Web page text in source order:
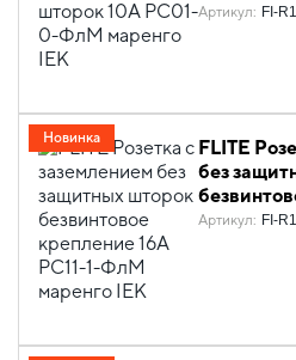
Артикул: FI-
FLITE
без
РС11-1-
Артикул: FI-
Новинка